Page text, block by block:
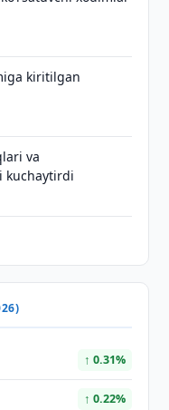
kiritilgan
va
kuchaytirdi
↑ 0.31%
↑ 0.22%